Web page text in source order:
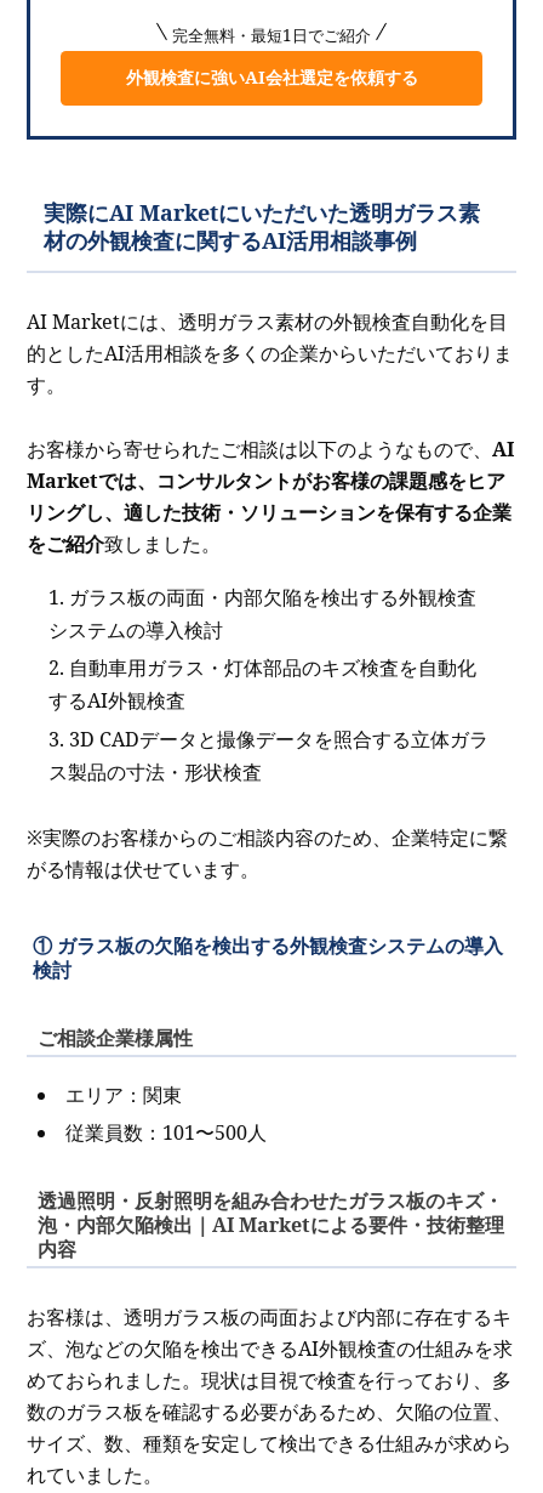
完全無料・最短1日でご紹介
外観検査に強いAI会社選定を依頼する
実際にAI Marketにいただいた透明ガラス素
材の外観検査に関するAI活用相談事例
AI Marketには、透明ガラス素材の外観検査自動化を目
的としたAI活用相談を多くの企業からいただいておりま
す。
お客様から寄せられたご相談は以下のようなもので、AI
Marketでは、コンサルタントがお客様の課題感をヒア
リングし、適した技術・ソリューションを保有する企業
をご紹介致しました。
ガラス板の両面・内部欠陥を検出する外観検査
システムの導入検討
自動車用ガラス・灯体部品のキズ検査を自動化
するAI外観検査
3D CADデータと撮像データを照合する立体ガラ
ス製品の寸法・形状検査
※実際のお客様からのご相談内容のため、企業特定に繋
がる情報は伏せています。
① ガラス板の欠陥を検出する外観検査システムの導入
検討
ご相談企業様属性
エリア：関東
従業員数：101〜500人
透過照明・反射照明を組み合わせたガラス板のキズ・
泡・内部欠陥検出｜AI Marketによる要件・技術整理
内容
お客様は、透明ガラス板の両面および内部に存在するキ
ズ、泡などの欠陥を検出できるAI外観検査の仕組みを求
めておられました。現状は目視で検査を行っており、多
数のガラス板を確認する必要があるため、欠陥の位置、
サイズ、数、種類を安定して検出できる仕組みが求めら
れていました。